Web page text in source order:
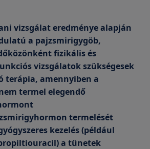
vizsgálat eredménye alapján
a pajzsmirigygöb,
fizikális és
vizsgálatok szükségesek
terápia, amennyiben a
termel elegendő
termelését
kezelés (például
a tünetek